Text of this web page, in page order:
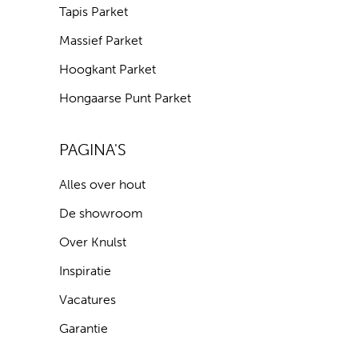
Tapis Parket
Massief Parket
Hoogkant Parket
Hongaarse Punt Parket
PAGINA'S
Alles over hout
De showroom
Over Knulst
Inspiratie
Vacatures
Garantie